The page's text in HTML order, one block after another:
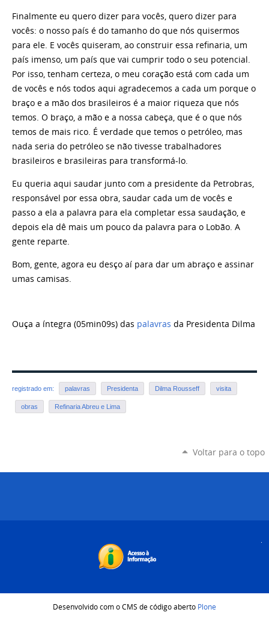
Finalmente eu quero dizer para vocês, quero dizer para
vocês: o nosso país é do tamanho do que nós quisermos
para ele. E vocês quiseram, ao construir essa refinaria, um
país imenso, um país que vai cumprir todo o seu potencial.
Por isso, tenham certeza, o meu coração está com cada um
de vocês e nós todos aqui agradecemos a cada um porque o
braço e a mão dos brasileiros é a maior riqueza que nós
temos. O braço, a mão e a nossa cabeça, que é o que nós
temos de mais rico. É verdade que temos o petróleo, mas
nada seria do petróleo se não tivesse trabalhadores
brasileiros e brasileiras para transformá-lo.
Eu queria aqui saudar junto com a presidente da Petrobras,
responsável por essa obra, saudar cada um de vocês e
passo a ela a palavra para ela completar essa saudação, e
depois ela dê mais um pouco da palavra para o Lobão. A
gente reparte.
Bom, gente, agora eu desço aí para dar um abraço e assinar
umas camisas.
Ouça a íntegra (05min09s) das palavras da Presidenta Dilma
registrado em: palavras Presidenta Dilma Rousseff visita
obras Refinaria Abreu e Lima
Voltar para o topo
Desenvolvido com o CMS de código aberto Plone